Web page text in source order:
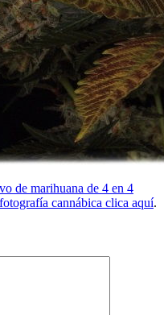
de marihuana de 4 en 4
cannábica clica aquí.